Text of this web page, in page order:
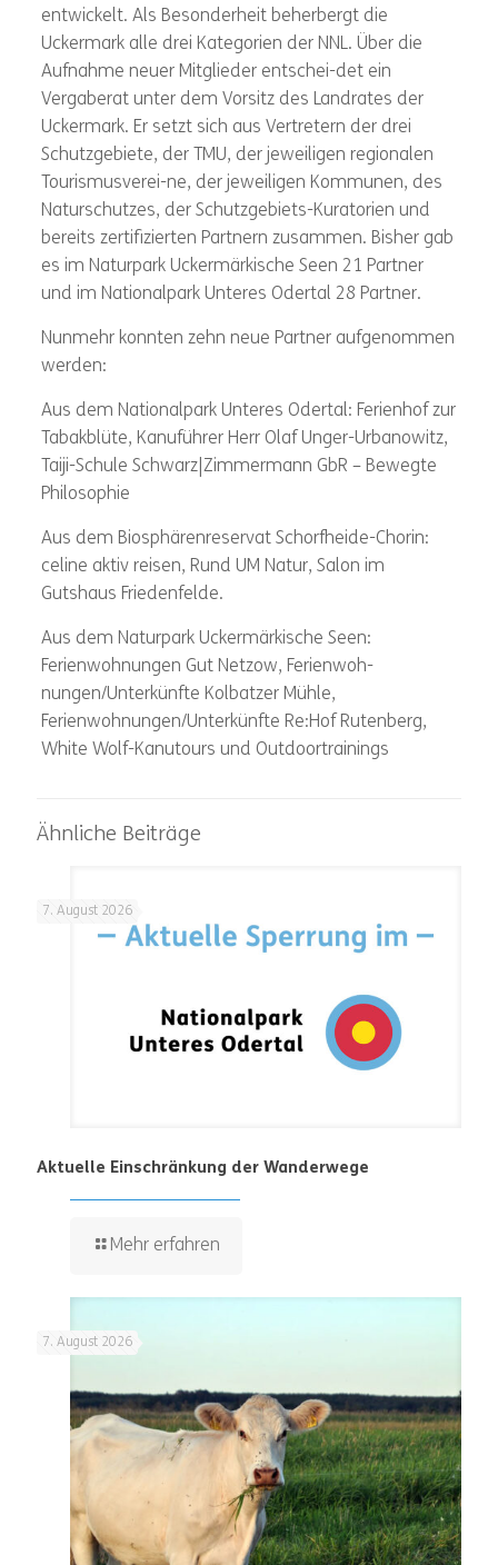
entwickelt. Als Besonderheit beherbergt die
Uckermark alle drei Kategorien der NNL. Über die
Aufnahme neuer Mitglieder entschei-det ein
Vergaberat unter dem Vorsitz des Landrates der
Uckermark. Er setzt sich aus Vertretern der drei
Schutzgebiete, der TMU, der jeweiligen regionalen
Tourismusverei-ne, der jeweiligen Kommunen, des
Naturschutzes, der Schutzgebiets-Kuratorien und
bereits zertifizierten Partnern zusammen. Bisher gab
es im Naturpark Uckermärkische Seen 21 Partner
und im Nationalpark Unteres Odertal 28 Partner.
Nunmehr konnten zehn neue Partner aufgenommen
werden:
Aus dem Nationalpark Unteres Odertal: Ferienhof zur
Tabakblüte, Kanuführer Herr Olaf Unger-Urbanowitz,
Taiji-Schule Schwarz|Zimmermann GbR – Bewegte
Philosophie
Aus dem Biosphärenreservat Schorfheide-Chorin:
celine aktiv reisen, Rund UM Natur, Salon im
Gutshaus Friedenfelde.
Aus dem Naturpark Uckermärkische Seen:
Ferienwohnungen Gut Netzow, Ferienwoh-
nungen/Unterkünfte Kolbatzer Mühle,
Ferienwohnungen/Unterkünfte Re:Hof Rutenberg,
White Wolf-Kanutours und Outdoortrainings
Ähnliche Beiträge
7. August 2026
Aktuelle Einschränkung der Wanderwege
Mehr erfahren
7. August 2026